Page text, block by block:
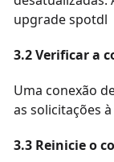
upgrade spotdl
3.2 Verificar a
Uma conexão
as solicitações
3.3 Reinicie o